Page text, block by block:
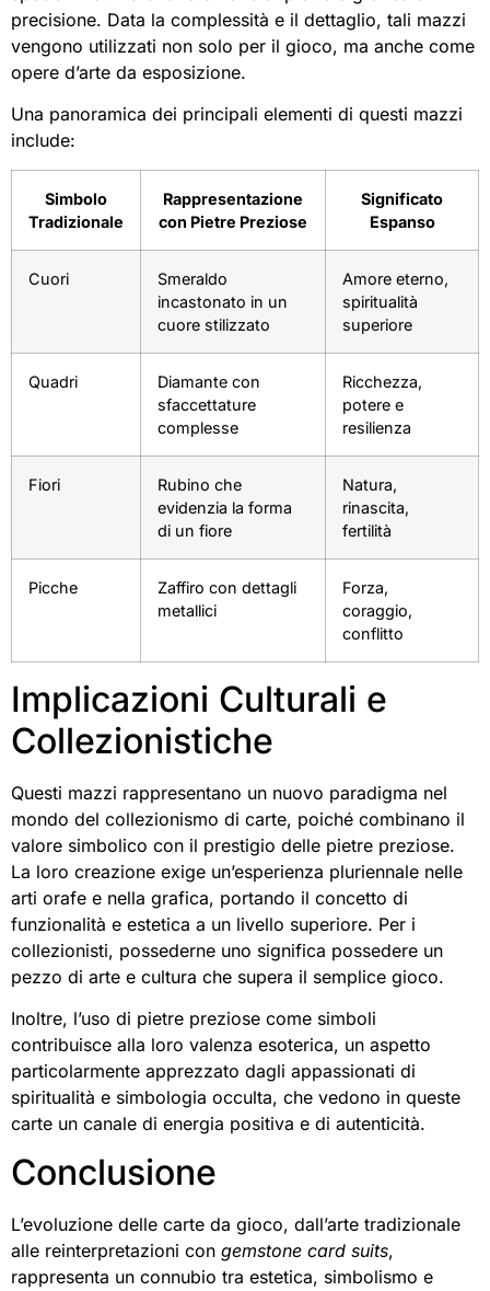
precisione. Data la complessità e il dettaglio, tali mazzi
vengono utilizzati non solo per il gioco, ma anche come
opere d’arte da esposizione.
Una panoramica dei principali elementi di questi mazzi
include:
Simbolo
Tradizionale
Rappresentazione
con Pietre Preziose
Significato
Espanso
Cuori
Smeraldo
incastonato in un
cuore stilizzato
Amore eterno,
spiritualità
superiore
Quadri
Diamante con
sfaccettature
complesse
Ricchezza,
potere e
resilienza
Fiori
Rubino che
evidenzia la forma
di un fiore
Natura,
rinascita,
fertilità
Picche
Zaffiro con dettagli
metallici
Forza,
coraggio,
conflitto
Implicazioni Culturali e
Collezionistiche
Questi mazzi rappresentano un nuovo paradigma nel
mondo del collezionismo di carte, poiché combinano il
valore simbolico con il prestigio delle pietre preziose.
La loro creazione exige un’esperienza pluriennale nelle
arti orafe e nella grafica, portando il concetto di
funzionalità e estetica a un livello superiore. Per i
collezionisti, possederne uno significa possedere un
pezzo di arte e cultura che supera il semplice gioco.
Inoltre, l’uso di pietre preziose come simboli
contribuisce alla loro valenza esoterica, un aspetto
particolarmente apprezzato dagli appassionati di
spiritualità e simbologia occulta, che vedono in queste
carte un canale di energia positiva e di autenticità.
Conclusione
L’evoluzione delle carte da gioco, dall’arte tradizionale
alle reinterpretazioni con gemstone card suits,
rappresenta un connubio tra estetica, simbolismo e